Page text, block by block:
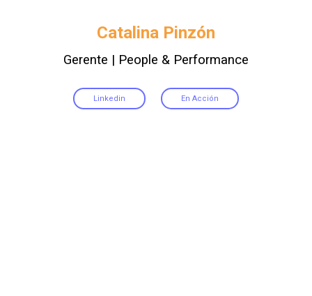
Catalina Pinzón
Gerente | People & Performance
Linkedin En Acción